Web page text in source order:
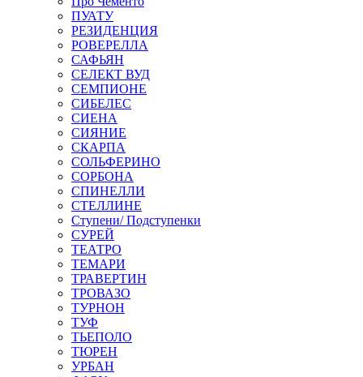
ПУАТУ
РЕЗИДЕНЦИЯ
РОВЕРЕЛЛА
САФЬЯН
СЕЛЕКТ ВУД
СЕМПИОНЕ
СИБЕЛЕС
СИЕНА
СИЯНИЕ
СКАРПА
СОЛЬФЕРИНО
СОРБОНА
СПИНЕЛЛИ
СТЕЛЛИНЕ
Ступени/ Подступенки
СУРЕЙ
ТЕАТРО
ТЕМАРИ
ТРАВЕРТИН
ТРОВАЗО
ТУРНОН
ТУФ
ТЬЕПОЛО
ТЮРЕН
УРБАН